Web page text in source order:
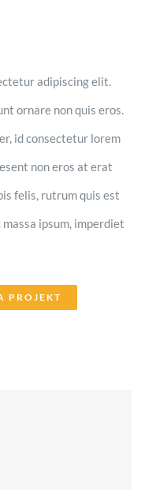
adipiscing elit.
ornare non quis eros.
id consectetur lorem
non eros at erat
felis, rutrum quis est
ipsum, imperdiet
PROJEKT